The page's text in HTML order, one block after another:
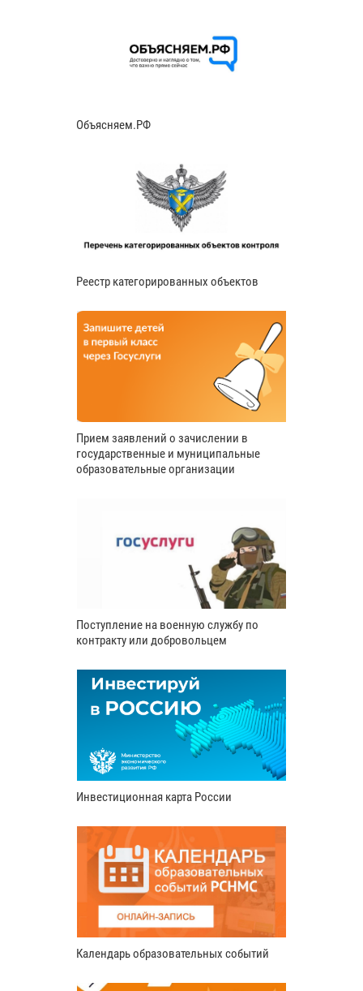
Объясняем.РФ
Реестр категорированных объектов
Прием заявлений о зачислении в
государственные и муниципальные
образовательные организации
Поступление на военную службу по
контракту или добровольцем
Инвестиционная карта России
Календарь образовательных событий